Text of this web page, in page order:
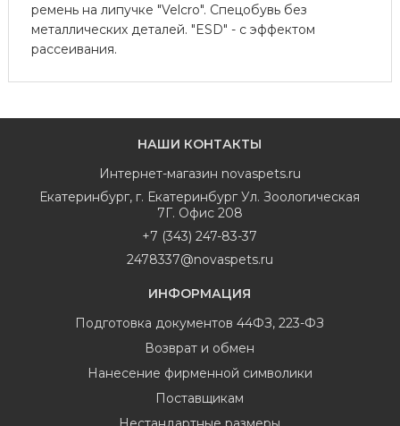
ремень на липучке "Velcro". Спецобувь без
металлических деталей. "ESD" - с эффектом
рассеивания.
НАШИ КОНТАКТЫ
Интернет-магазин novaspets.ru
Екатеринбург, г. Екатеринбург Ул. Зоологическая
7Г. Офис 208
+7 (343) 247-83-37
2478337@novaspets.ru
ИНФОРМАЦИЯ
Подготовка документов 44ФЗ, 223-ФЗ
Возврат и обмен
Нанесение фирменной символики
Поставщикам